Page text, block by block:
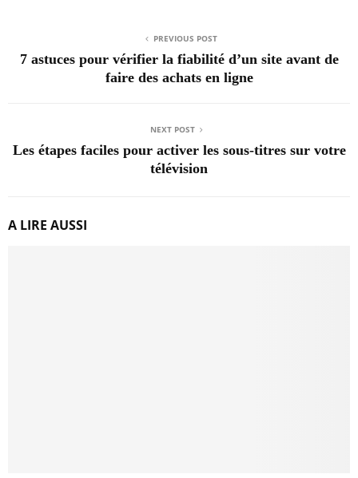
PREVIOUS POST
7 astuces pour vérifier la fiabilité d’un site avant de
faire des achats en ligne
NEXT POST
Les étapes faciles pour activer les sous-titres sur votre
télévision
A LIRE AUSSI